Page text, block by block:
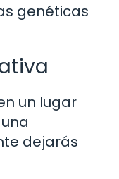
genéticas
un lugar
dejarás